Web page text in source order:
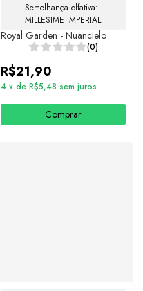
Semelhança olfativa:
MILLESIME IMPERIAL
Royal Garden - Nuancielo
(0)
R$21,90
4 x de R$5,48 sem juros
Comprar